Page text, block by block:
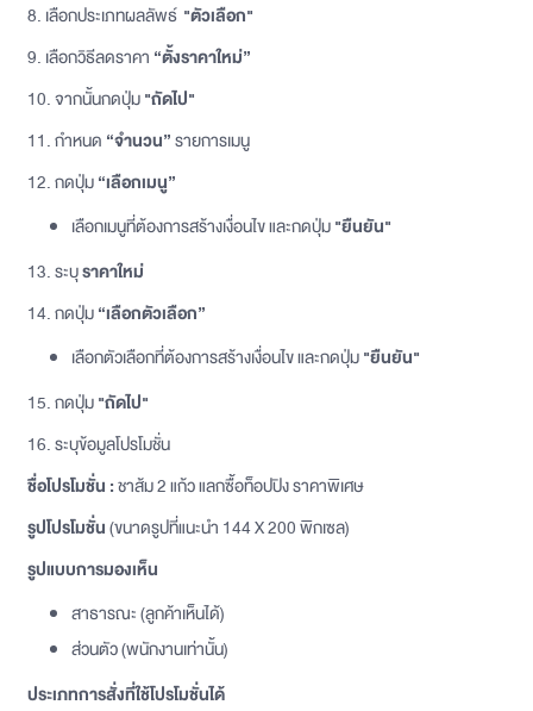
8. เลือกประเภทผลลัพธ์ "ตัวเลือก"
9. เลือกวิธีลดราคา “ตั้งราคาใหม่”
10. จากนั้นกดปุ่ม"ถัดไป"
11. กำหนด “จำนวน”รายการเมนู
12. กดปุ่ม“เลือกเมนู”
เลือกเมนูที่ต้องการสร้างเงื่อนไข และกดปุ่ม"ยืนยัน"
13. ระบุราคาใหม่
14. กดปุ่ม“เลือกตัวเลือก”
เลือกตัวเลือกที่ต้องการสร้างเงื่อนไข และกดปุ่ม"ยืนยัน"
15. กดปุ่ม"ถัดไป"
16. ระบุข้อมูลโปรโมชั่น
ชื่อโปรโมชั่น :ชาส้ม 2 แก้ว แลกซื้อท็อปปิง ราคาพิเศษ
รูปโปรโมชั่น(ขนาดรูปที่แนะนำ 144 X 200 พิกเซล)
รูปแบบการมองเห็น
สาธารณะ (ลูกค้าเห็นได้)
ส่วนตัว (พนักงานเท่านั้น)
ประเภทการสั่งที่ใช้โปรโมชั่นได้